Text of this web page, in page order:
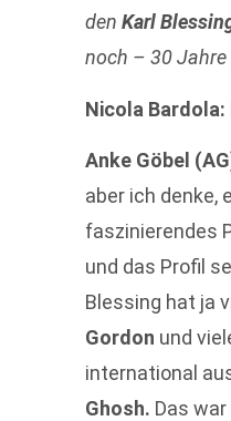
denKarl
noch – 30 Jahre
Nicola
Anke Göbel
aber ich denke,
faszinierendes
und das Profil
Blessing hat ja
Gordon und
international
Ghosh. Das